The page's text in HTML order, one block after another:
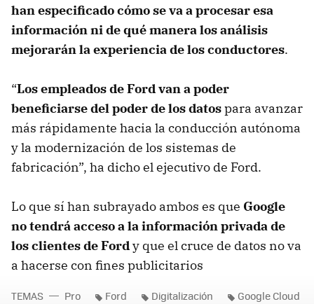
han especificado cómo se va a procesar esa
información ni de qué manera los análisis
mejorarán la experiencia de los conductores.
“Los empleados de Ford van a poder
beneficiarse del poder de los datospara avanzar
más rápidamente hacia la conducción autónoma
y la modernización de los sistemas de
fabricación”, ha dicho el ejecutivo de Ford.
Lo que sí han subrayado ambos es que Google
no tendrá acceso a la información privada de
los clientes de Fordy que el cruce de datos no va
a hacerse con fines publicitarios
TEMAS Pro Ford Digitalización Google Cloud